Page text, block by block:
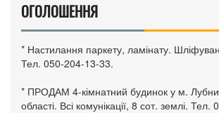
ОГОЛОШЕННЯ
* Настилання паркету, ламінату.
Тел. 050-204-13-33.
* ПРОДАМ 4-кімнатний будинок у м. Лубни
області. Всі комунікації, 8 сот. землі.